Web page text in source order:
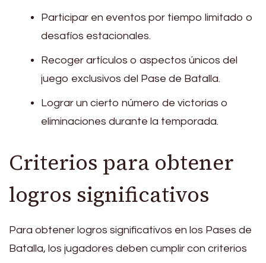
Participar en eventos por tiempo limitado o
desafíos estacionales.
Recoger artículos o aspectos únicos del
juego exclusivos del Pase de Batalla.
Lograr un cierto número de victorias o
eliminaciones durante la temporada.
Criterios para obtener
logros significativos
Para obtener logros significativos en los Pases de
Batalla, los jugadores deben cumplir con criterios